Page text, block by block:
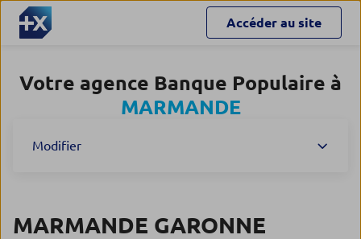
Accéder au site
Votre agence Banque Populaire à
MARMANDE
Modifier
MARMANDE GARONNE